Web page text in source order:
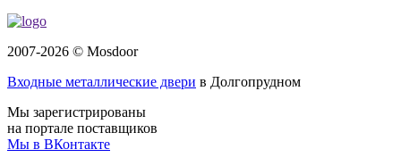
2007-2026 © Mosdoor
Входные металлические двери в Долгопрудном
Мы зарегистрированы
на портале поставщиков
Мы в ВКонтакте